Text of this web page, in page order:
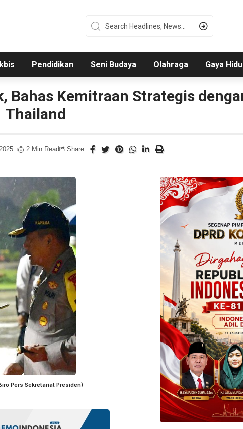
Pendidikan Seni Budaya Olahraga Gaya
Bahas Kemitraan Strategis
Thailand
2 Min Read Share
Pers Sekretariat Presiden)